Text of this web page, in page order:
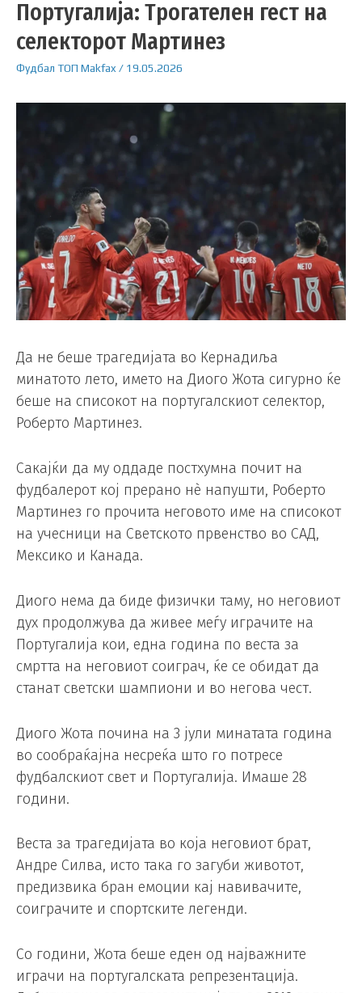
Португалија: Трогателен гест на
селекторот Мартинез
Фудбал ТОП Makfax/ 19.05.2026
Да не беше трагедијата во Кернадиља
минатото лето, името на Диого Жота сигурно ќе
беше на списокот на португалскиот селектор,
Роберто Мартинез.
Сакајќи да му оддаде постхумна почит на
фудбалерот кој прерано нè напушти, Роберто
Мартинез го прочита неговото име на списокот
на учесници на Светското првенство во САД,
Мексико и Канада.
Диого нема да биде физички таму, но неговиот
дух продолжува да живее меѓу играчите на
Португалија кои, една година по веста за
смртта на неговиот соиграч, ќе се обидат да
станат светски шампиони и во негова чест.
Диого Жота почина на 3 јули минатата година
во сообраќајна несреќа што го потресе
фудбалскиот свет и Португалија. Имаше 28
години.
Веста за трагедијата во која неговиот брат,
Андре Силва, исто така го загуби животот,
предизвика бран емоции кај навивачите,
соиграчите и спортските легенди.
Со години, Жота беше еден од најважните
играчи на португалската репрезентација.